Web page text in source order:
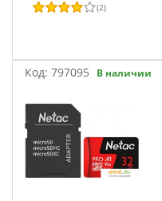
(2)
Код: 797095 В наличии